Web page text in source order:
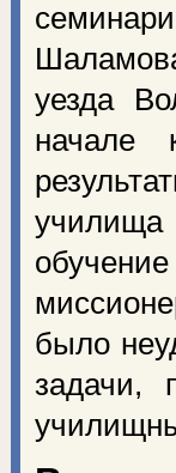
уезда
начале
было
задачи,